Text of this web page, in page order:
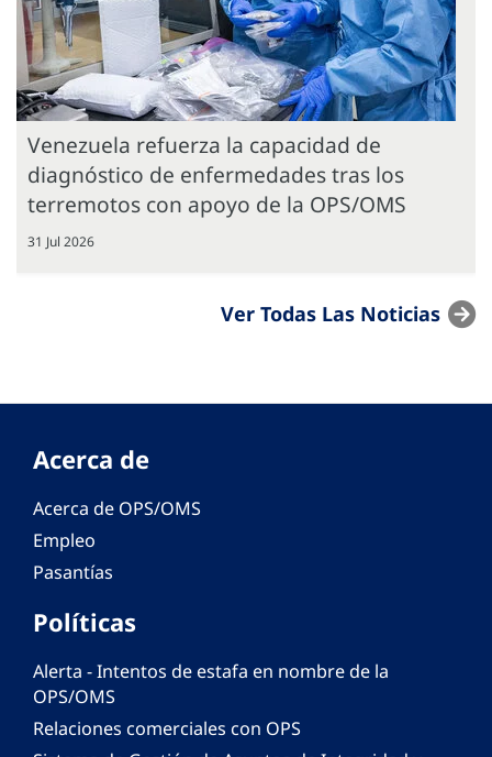
Venezuela refuerza la capacidad de
diagnóstico de enfermedades tras los
terremotos con apoyo de la OPS/OMS
31 Jul 2026
Ver Todas Las Noticias
Acerca de
Acerca de OPS/OMS
Empleo
Pasantías
Políticas
Alerta - Intentos de estafa en nombre de la
OPS/OMS
Relaciones comerciales con OPS